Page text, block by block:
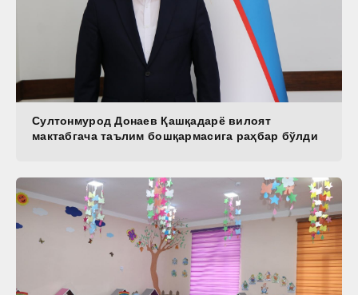
Султонмурод Донаев Қашқадарё вилоят
мактабгача таълим бошқармасига раҳбар бўлди